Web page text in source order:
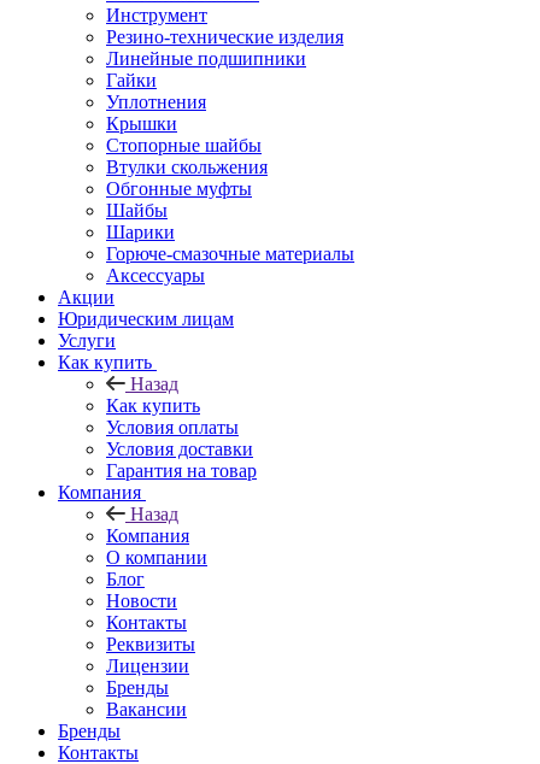
Инструмент
Резино-технические изделия
Линейные подшипники
Гайки
Уплотнения
Крышки
Стопорные шайбы
Втулки скольжения
Обгонные муфты
Шайбы
Шарики
Горюче-смазочные материалы
Аксессуары
Акции
Юридическим лицам
Услуги
Как купить
Назад
Как купить
Условия оплаты
Условия доставки
Гарантия на товар
Компания
Назад
Компания
О компании
Блог
Новости
Контакты
Реквизиты
Лицензии
Бренды
Вакансии
Бренды
Контакты